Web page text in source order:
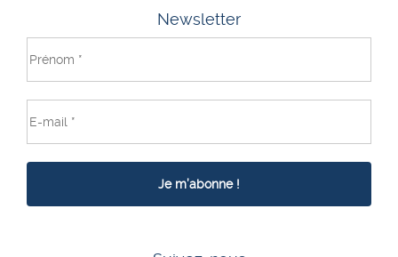
Newsletter